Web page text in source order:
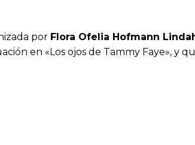
por Flora Ofelia Hofmann
en «Los ojos de Tammy Faye», y